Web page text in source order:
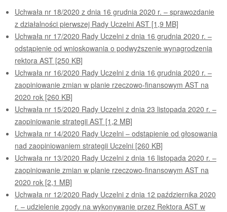
Uchwała nr 18/2020 z dnia 16 grudnia 2020 r. – sprawozdanie
z działalności pierwszej Rady Uczelni AST [1,9 MB]
Uchwała nr 17/2020 Rady Uczelni z dnia 16 grudnia 2020 r. –
odstąpienie od wnioskowania o podwyższenie wynagrodzenia
rektora AST [250 KB]
Uchwała nr 16/2020 Rady Uczelni z dnia 16 grudnia 2020 r. –
zaopiniowanie zmian w planie rzeczowo-finansowym AST na
2020 rok [260 KB]
Uchwała nr 15/2020 Rady Uczelni z dnia 23 listopada 2020 r. –
zaopiniowanie strategii AST [1,2 MB]
Uchwała nr 14/2020 Rady Uczelni – odstąpienie od głosowania
nad zaopiniowaniem strategii Uczelni [260 KB]
Uchwała nr 13/2020 Rady Uczelni z dnia 16 listopada 2020 r. –
zaopiniowanie zmian w planie rzeczowo-finansowym AST na
2020 rok [2,1 MB]
Uchwała nr 12/2020 Rady Uczelni z dnia 12 października 2020
r. – udzielenie zgody na wykonywanie przez Rektora AST w